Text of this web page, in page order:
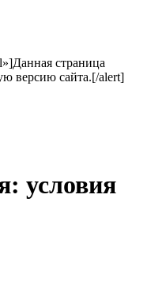
страница
версию сайта.[/alert]
условия